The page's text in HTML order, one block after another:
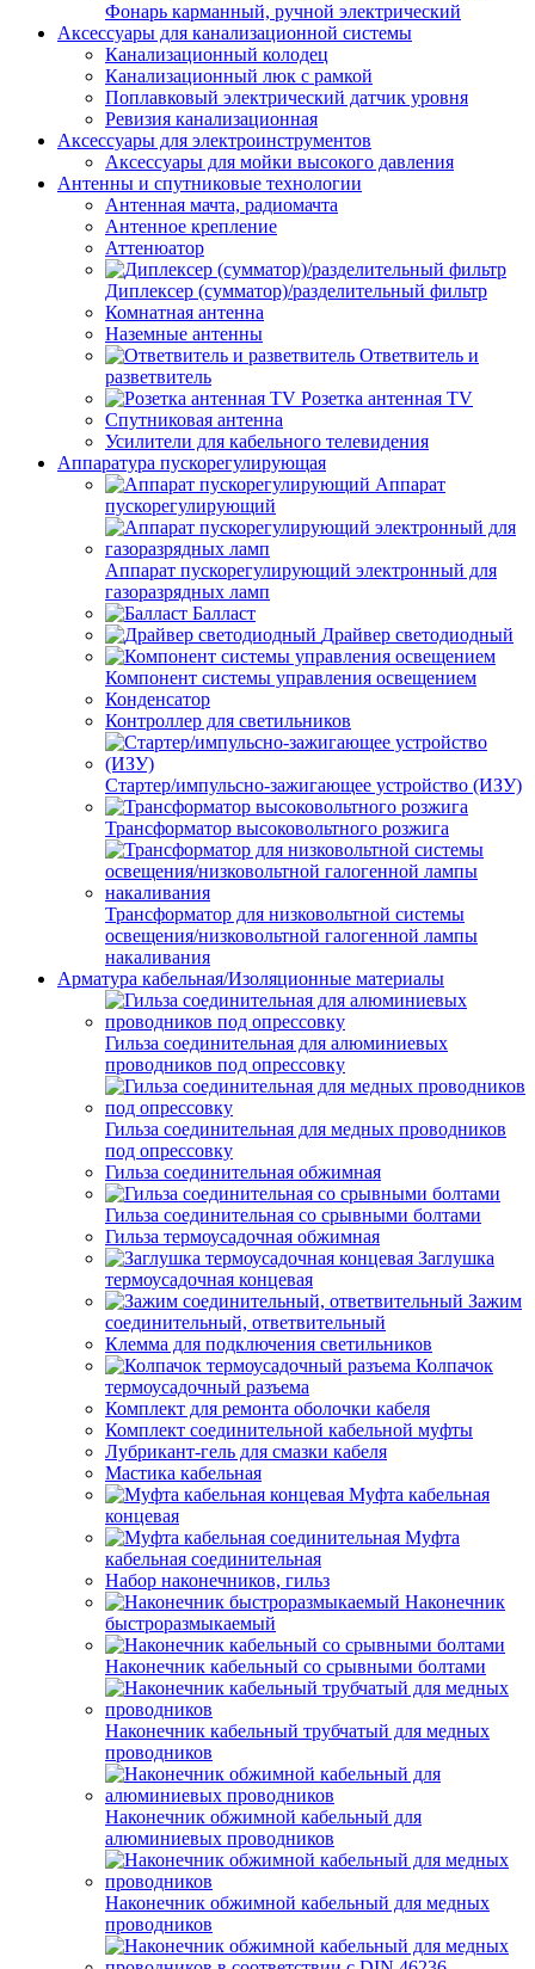
Фонарь карманный, ручной электрический
Аксессуары для канализационной системы
Канализационный колодец
Канализационный люк с рамкой
Поплавковый электрический датчик уровня
Ревизия канализационная
Аксессуары для электроинструментов
Аксессуары для мойки высокого давления
Антенны и спутниковые технологии
Антенная мачта, радиомачта
Антенное крепление
Аттенюатор
Диплексер (сумматор)/разделительный фильтр
Комнатная антенна
Наземные антенны
Ответвитель и
разветвитель
Розетка антенная TV
Спутниковая антенна
Усилители для кабельного телевидения
Аппаратура пускорегулирующая
Аппарат
пускорегулирующий
Аппарат пускорегулирующий электронный для
газоразрядных ламп
Балласт
Драйвер светодиодный
Компонент системы управления освещением
Конденсатор
Контроллер для светильников
Стартер/импульсно-зажигающее устройство (ИЗУ)
Трансформатор высоковольтного розжига
Трансформатор для низковольтной системы
освещения/низковольтной галогенной лампы
накаливания
Арматура кабельная/Изоляционные материалы
Гильза соединительная для алюминиевых
проводников под опрессовку
Гильза соединительная для медных проводников
под опрессовку
Гильза соединительная обжимная
Гильза соединительная со срывными болтами
Гильза термоусадочная обжимная
Заглушка
термоусадочная концевая
Зажим
соединительный, ответвительный
Клемма для подключения светильников
Колпачок
термоусадочный разъема
Комплект для ремонта оболочки кабеля
Комплект соединительной кабельной муфты
Лубрикант-гель для смазки кабеля
Мастика кабельная
Муфта кабельная
концевая
Муфта
кабельная соединительная
Набор наконечников, гильз
Наконечник
быстроразмыкаемый
Наконечник кабельный со срывными болтами
Наконечник кабельный трубчатый для медных
проводников
Наконечник обжимной кабельный для
алюминиевых проводников
Наконечник обжимной кабельный для медных
проводников